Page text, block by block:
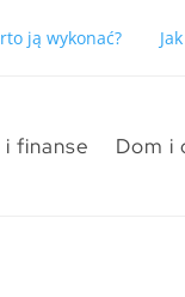
ją wykonać?
i finanse Dom i